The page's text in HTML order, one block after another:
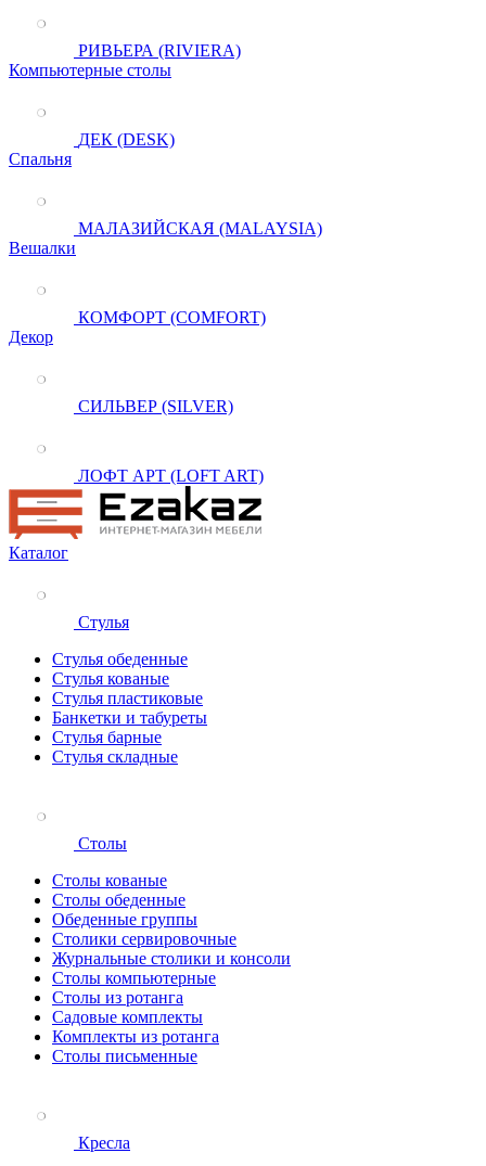
РИВЬЕРА (RIVIERA)
Компьютерные столы
ДЕК (DESK)
Спальня
МАЛАЗИЙСКАЯ (MALAYSIA)
Вешалки
КОМФОРТ (COMFORT)
Декор
СИЛЬВЕР (SILVER)
ЛОФТ АРТ (LOFT ART)
Каталог
Стулья
Стулья обеденные
Стулья кованые
Стулья пластиковые
Банкетки и табуреты
Стулья барные
Стулья складные
Столы
Столы кованые
Столы обеденные
Обеденные группы
Столики сервировочные
Журнальные столики и консоли
Столы компьютерные
Столы из ротанга
Садовые комплекты
Комплекты из ротанга
Столы письменные
Кресла